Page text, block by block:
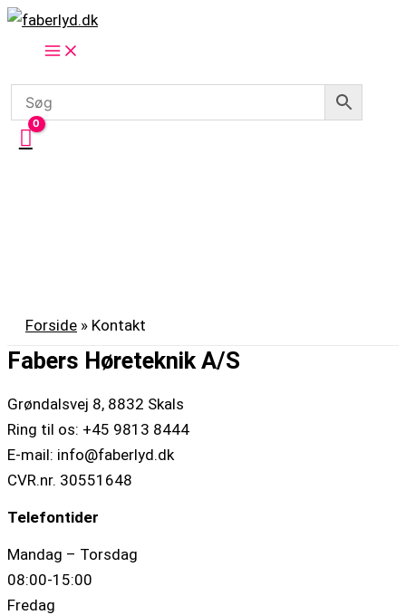
Gå
Forside » Kontakt
Fabers Høreteknik A/S
Grøndalsvej 8, 8832 Skals
Ring til os: +45 9813 8444
E-mail: info@faberlyd.dk
CVR.nr. 30551648
Telefontider
Mandag – Torsdag
08:00-15:00
Fredag